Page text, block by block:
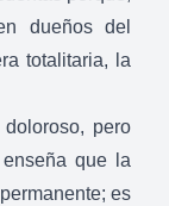
dueños del
totalitaria, la
pero
que la
es